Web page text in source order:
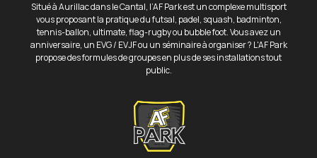
Situé à Aurillac dans le Cantal, l’AF Park est un complexe multisport
vous proposant la pratique du futsal, padel, squash, badminton,
tennis-ballon, ultimate, flag-rugby ou bubble foot. Vous avez un
anniversaire, un EVG / EVJF ou un séminaire à organiser ? L'AF Park
propose des formules de groupes en plus de ses installations tout
public.